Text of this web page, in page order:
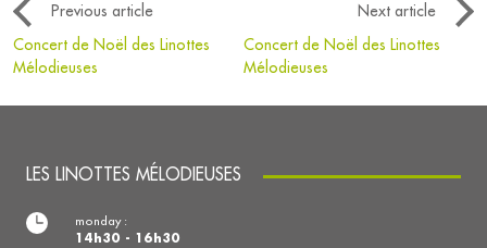
Previous article
Next article
Concert de Noël des Linottes
Mélodieuses
Concert de Noël des Linottes
Mélodieuses
LES LINOTTES MÉLODIEUSES
monday :
14h30 - 16h30